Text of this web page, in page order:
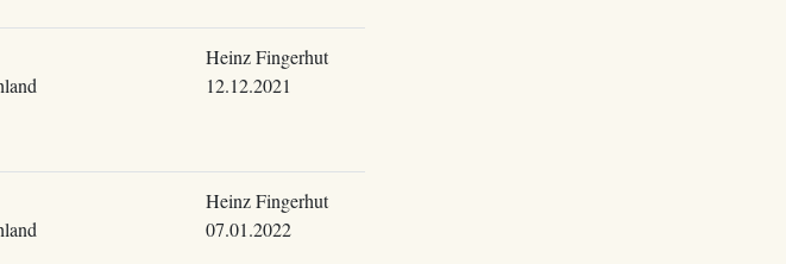
Heinz Fingerhut
12.12.2021
Heinz Fingerhut
07.01.2022